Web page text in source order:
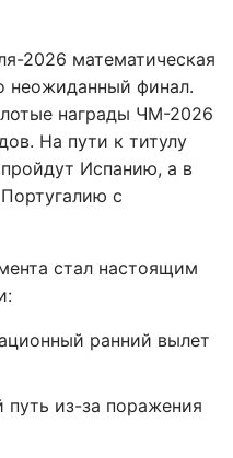
2026 математическая
неожиданный финал.
награды ЧМ-2026
На пути к титулу
Испанию, а в
с
стал настоящим
ранний вылет
путь из-за поражения